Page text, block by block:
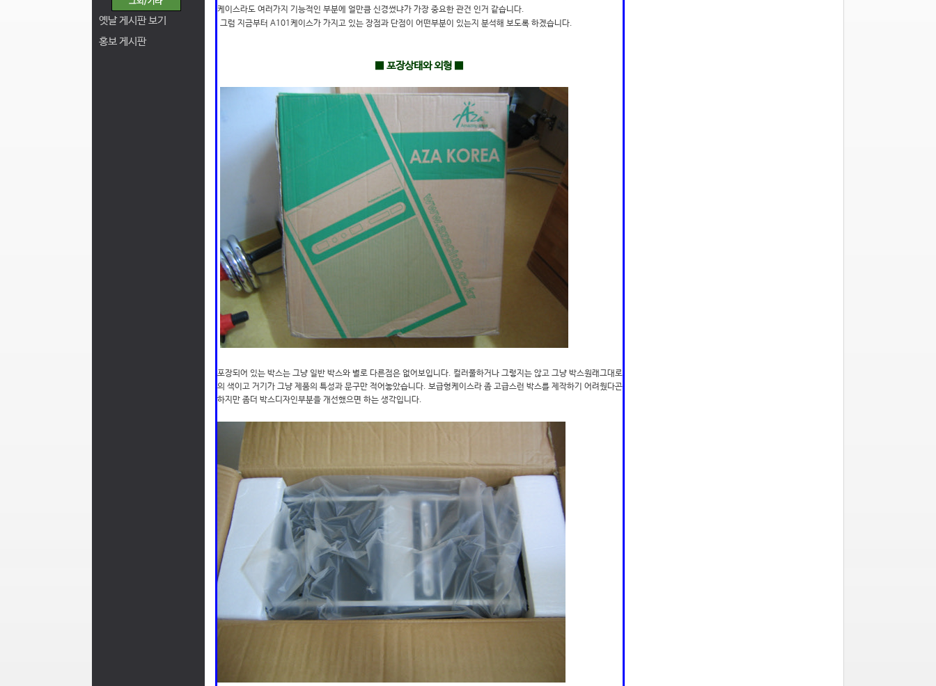
옛날 게시판 보기
홍보 게시판
케이스라도 여러가지 기능적인 부분에 얼만큼 신경썼냐가 가장 중요한 관건 인거 같습니다.
그럼 지금부터 A101케이스가 가지고 있는 장점과 단점이 어떤부분이 있는지 분석해 보도록 하겠습니다.
■ 포장상태와 외형 ■
포장되어 있는 박스는 그냥 일반 박스와 별로 다른점은 없어보입니다. 컬러풀하거나 그렇지는 않고 그냥 박스원래그대로
의 색이고 거기가 그냥 제품의 특성과 문구만 적어놓았습니다. 보급형케이스라 좀 고급스런 박스를 제작하기 어려웠다곤
하지만 좀더 박스디자인부분을 개선했으면 하는 생각입니다.